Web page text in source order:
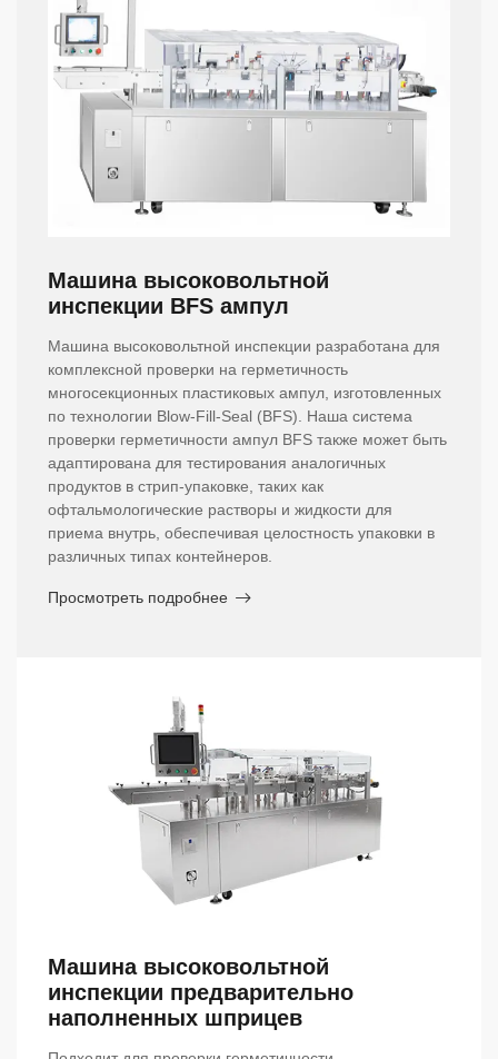
Машина высоковольтной
инспекции BFS ампул
Машина высоковольтной инспекции разработана для
комплексной проверки на герметичность
многосекционных пластиковых ампул, изготовленных
по технологии Blow-Fill-Seal (BFS). Наша система
проверки герметичности ампул BFS также может быть
адаптирована для тестирования аналогичных
продуктов в стрип-упаковке, таких как
офтальмологические растворы и жидкости для
приема внутрь, обеспечивая целостность упаковки в
различных типах контейнеров.
Просмотреть подробнее
Машина высоковольтной
инспекции предварительно
наполненных шприцев